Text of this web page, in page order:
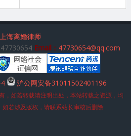
上海离婚律师
47730654 Email： 47730654@qq.com
沪公网安备31011502401196
，如若转载请注明出处，本站转载之资源，均
若涉及版权，请联系站长审核后删除